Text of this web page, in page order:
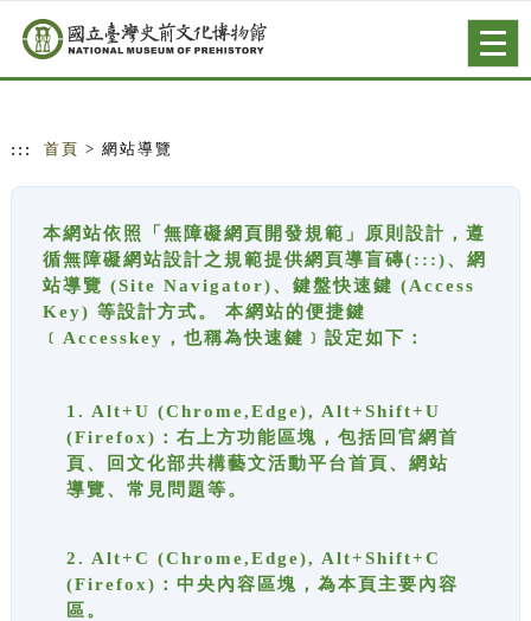
跳到主要內容
網站導覽
::: 首頁 > 網站導覽
本網站依照「無障礙網頁開發規範」原則設計，遵
循無障礙網站設計之規範提供網頁導盲磚(:::)、網
站導覽 (Site Navigator)、鍵盤快速鍵 (Access
Key) 等設計方式。 本網站的便捷鍵
﹝Accesskey，也稱為快速鍵﹞設定如下：
1. Alt+U (Chrome,Edge), Alt+Shift+U
(Firefox)：右上方功能區塊，包括回官網首
頁、回文化部共構藝文活動平台首頁、網站
導覽、常見問題等。
2. Alt+C (Chrome,Edge), Alt+Shift+C
(Firefox)：中央內容區塊，為本頁主要內容
區。